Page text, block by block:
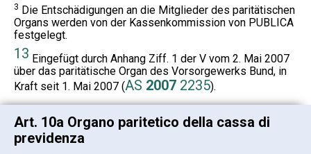
3 Die Entschädigungen an die Mitglieder des paritätischen
Organs werden von der Kassenkommission von PUBLICA
festgelegt.
13 Eingefügt durch Anhang Ziff. 1 der V vom 2. Mai 2007
über das paritätische Organ des Vorsorgewerks Bund, in
Kraft seit 1. Mai 2007 (AS 2007 2235).
Art. 10a Organo paritetico della cassa di
previdenza